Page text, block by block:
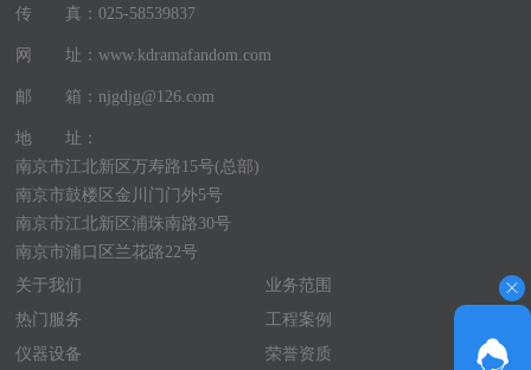
传 真：025-58539837
网 址：www.kdramafandom.com
邮 箱：njgdjg@126.com
地 址：
南京市江北新区万寿路15号(总部)
南京市鼓楼区金川门门外5号
南京市江北新区浦珠南路30号
南京市浦口区兰花路22号
关于我们
业务范围
热门服务
工程案例
仪器设备
荣誉资质